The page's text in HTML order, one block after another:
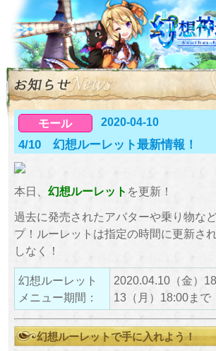
モール 2020-04-10
4/10 幻想ルーレット最新情報！
本日、 幻想ルーレット を更新！
過去に発売されたアバターや乗り物な
プ！ルーレットは指定の時間に更新さ
しなく！
幻想ルーレット
メニュー期間：
2020.04.10（金）
13（月）18:00まで
幻想ルーレットで手に入れよう！